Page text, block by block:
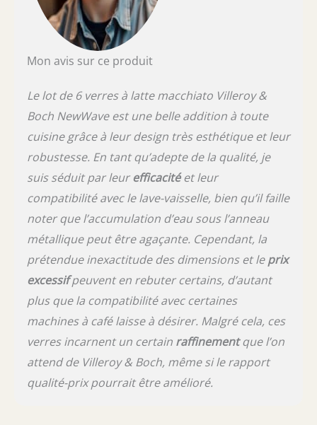
Mon avis sur ce produit
Le lot de 6 verres à latte macchiato Villeroy &
Boch NewWave est une belle addition à toute
cuisine grâce à leur design très esthétique et leur
robustesse. En tant qu’adepte de la qualité, je
suis séduit par leurefficacitéet leur
compatibilité avec le lave-vaisselle, bien qu’il faille
noter que l’accumulation d’eau sous l’anneau
métallique peut être agaçante. Cependant, la
prétendue inexactitude des dimensions et leprix
excessifpeuvent en rebuter certains, d’autant
plus que la compatibilité avec certaines
machines à café laisse à désirer. Malgré cela, ces
verres incarnent un certain raffinementque l’on
attend de Villeroy & Boch, même si le rapport
qualité-prix pourrait être amélioré.